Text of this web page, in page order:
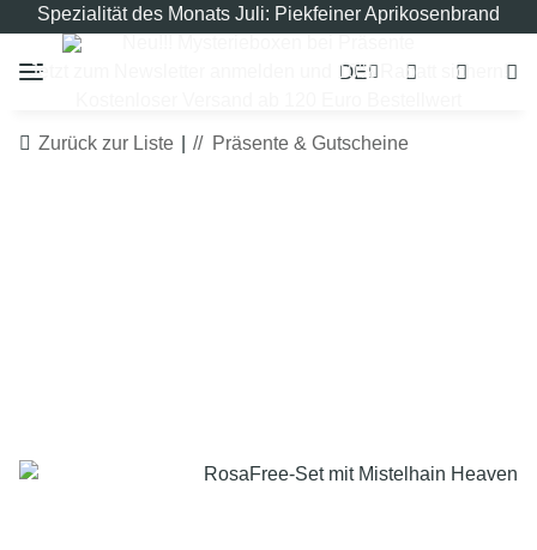
Spezialität des Monats Juli: Piekfeiner Aprikosenbrand
Jetzt zum Newsletter anmelden und 10% Rabatt sichern!
DE
Zurück zur Liste Präsente & Gutscheine